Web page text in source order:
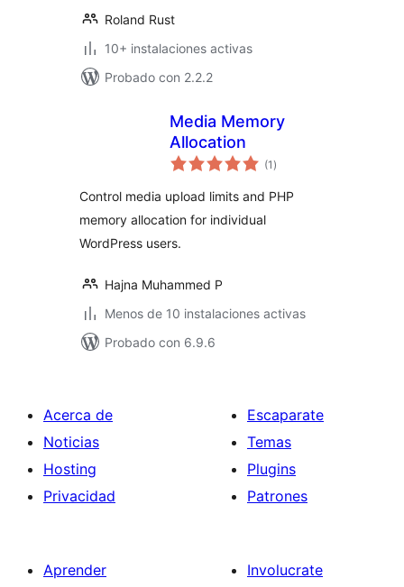
Roland Rust
10+ instalaciones activas
Probado con 2.2.2
Media Memory
Allocation
(1 total
de
)
Control media upload limits and PHP
memory allocation for individual
WordPress users.
Hajna Muhammed P
Menos de 10 instalaciones activas
Probado con 6.9.6
Acerca de
Noticias
Hosting
Privacidad
Escaparate
Temas
Plugins
Patrones
Aprender
Involucrate